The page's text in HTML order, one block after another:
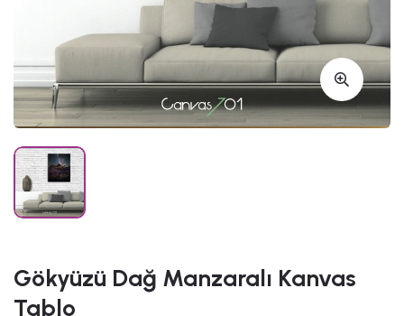
Gökyüzü Dağ Manzaralı Kanvas
Tablo